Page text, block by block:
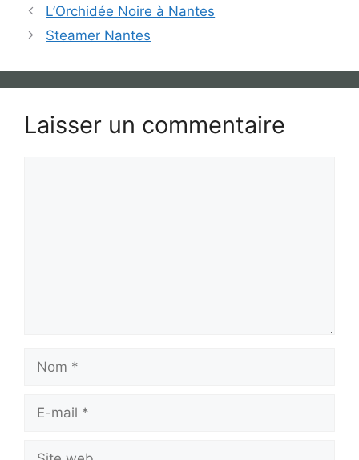
L’Orchidée Noire à Nantes
Steamer Nantes
Laisser un commentaire
Nom
Site